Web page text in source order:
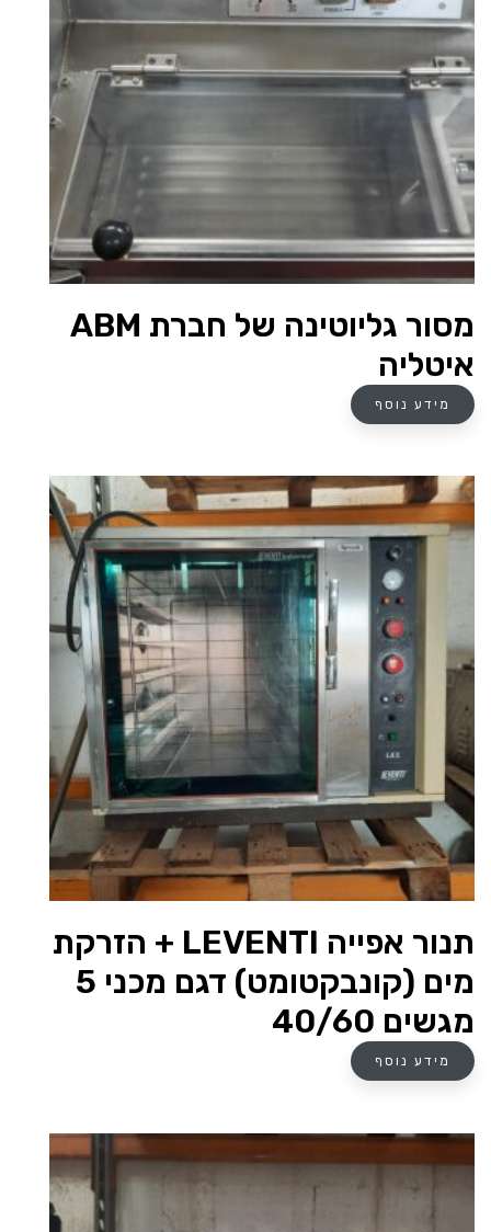
מסור גליוטינה של חברת ABM
איטליה
מידע נוסף
תנור אפייה LEVENTI + הזרקת
מים (קונבקטומט) דגם מכני 5
מגשים 40/60
מידע נוסף